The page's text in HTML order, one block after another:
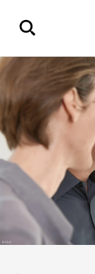
Geef
alle
resultaten
weer